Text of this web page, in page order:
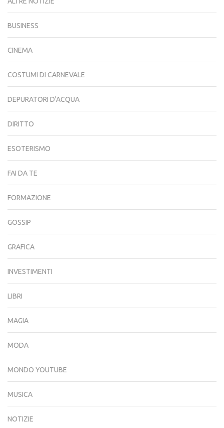
BUSINESS
CINEMA
COSTUMI DI CARNEVALE
DEPURATORI D'ACQUA
DIRITTO
ESOTERISMO
FAI DA TE
FORMAZIONE
GOSSIP
GRAFICA
INVESTIMENTI
LIBRI
MAGIA
MODA
MONDO YOUTUBE
MUSICA
NOTIZIE